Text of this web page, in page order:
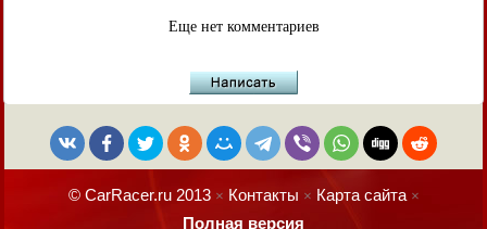
Еще нет комментариев
© CarRacer.ru 2013× Контакты × Карта сайта×
Полная версия